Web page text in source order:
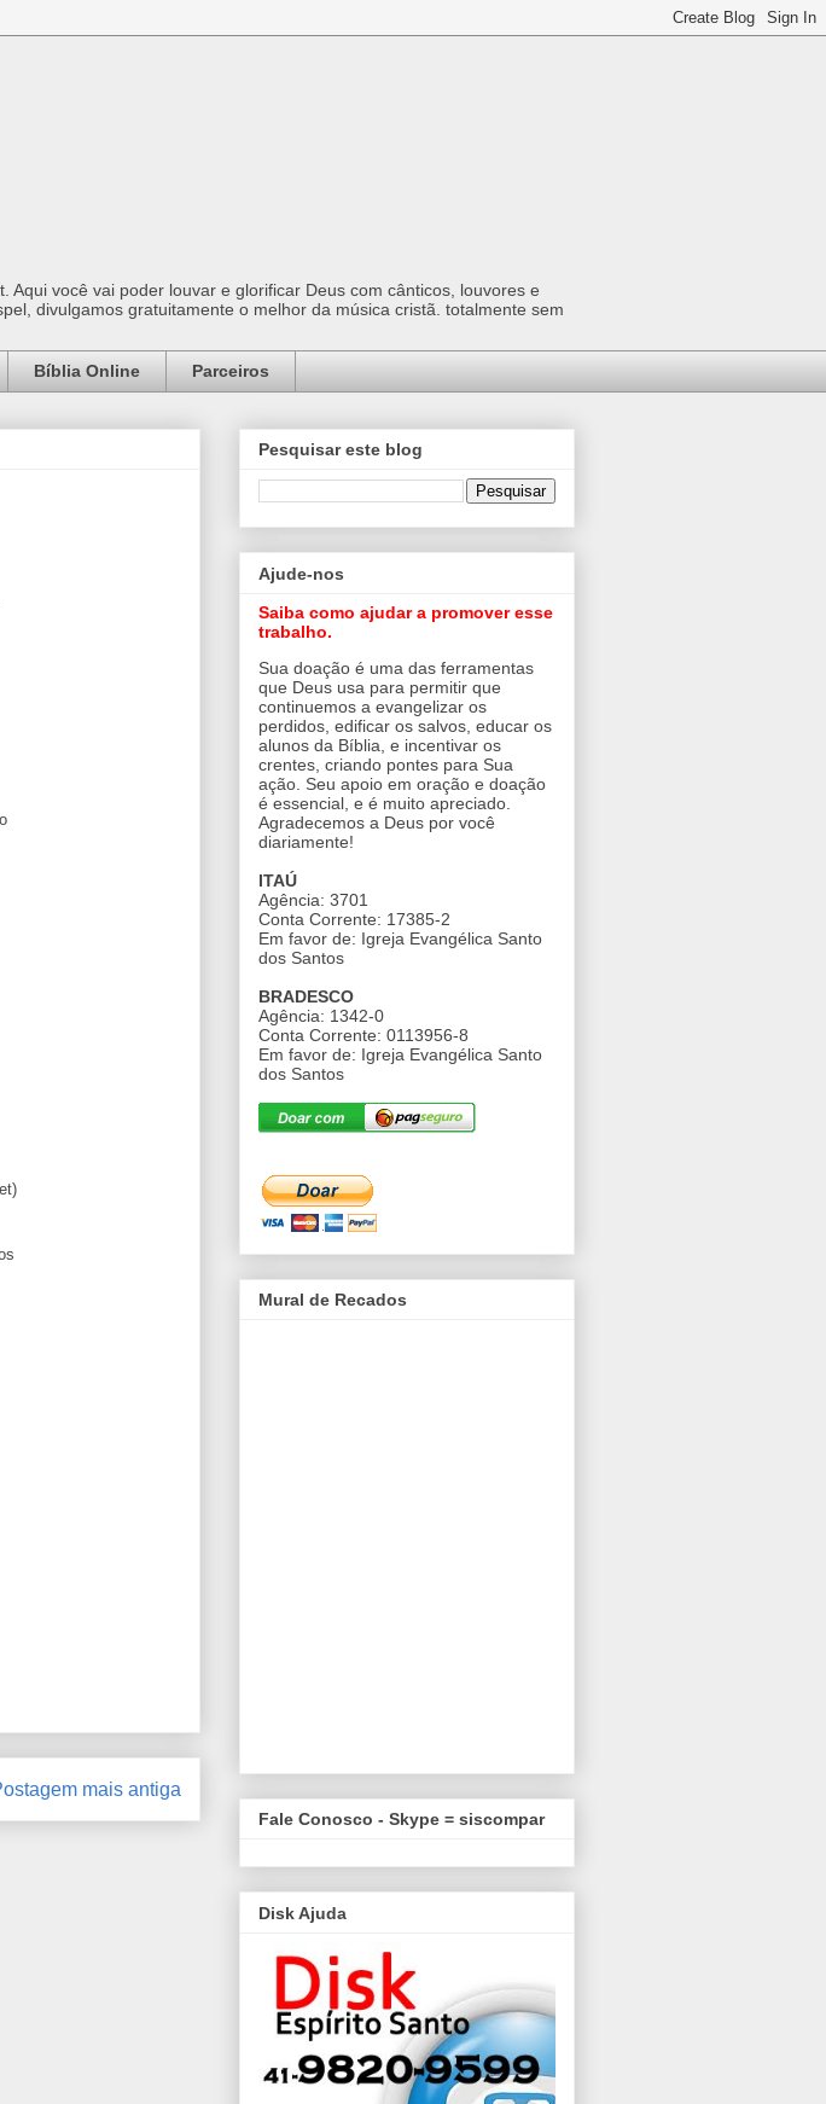
você vai poder louvar e glorificar Deus com cânticos, louvores e
divulgamos gratuitamente o melhor da música cristã. totalmente sem
Bíblia Online Parceiros
mais antiga
Pesquisar este blog
Ajude-nos
Saiba como ajudar a promover esse
trabalho.
Sua doação é uma das ferramentas
que Deus usa para permitir que
continuemos a evangelizar os
perdidos, edificar os salvos, educar os
alunos da Bíblia, e incentivar os
crentes, criando pontes para Sua
ação. Seu apoio em oração e doação
é essencial, e é muito apreciado.
Agradecemos a Deus por você
diariamente!
ITAÚ
Agência: 3701
Conta Corrente: 17385-2
Em favor de: Igreja Evangélica Santo
dos Santos
BRADESCO
Agência: 1342-0
Conta Corrente: 0113956-8
Em favor de: Igreja Evangélica Santo
dos Santos
Mural de Recados
Fale Conosco - Skype = siscompar
Disk Ajuda